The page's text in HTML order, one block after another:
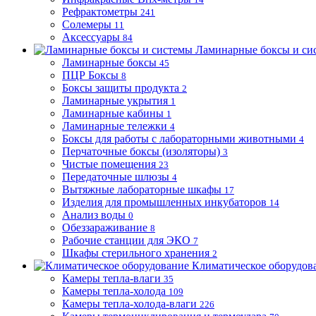
Рефрактометры 241
Солемеры 11
Аксессуары 84
Ламинарные боксы и
Ламинарные боксы 45
ПЦР Боксы 8
Боксы защиты продукта 2
Ламинарные укрытия 1
Ламинарные кабины 1
Ламинарные тележки 4
Боксы для работы с лабораторными животными 4
Перчаточные боксы (изоляторы) 3
Чистые помещения 23
Передаточные шлюзы 4
Вытяжные лабораторные шкафы 17
Изделия для промышленных инкубаторов 14
Анализ воды 0
Обеззараживание 8
Рабочие станции для ЭКО 7
Шкафы стерильного хранения 2
Климатическое
Камеры тепла-влаги 35
Камеры тепла-холода 109
Камеры тепла-холода-влаги 226